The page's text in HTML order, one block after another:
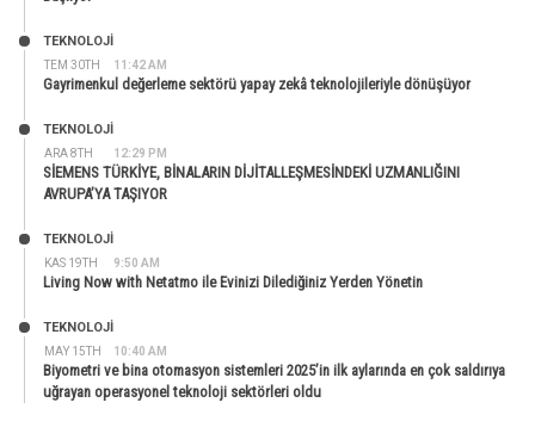
TEM 30TH 11:42 AM
TEKNOLOJİ
Gayrimenkul değerleme sektörü yapay zekâ teknolojileriyle dönüşüyor
ARA 8TH 12:29 PM
TEKNOLOJİ
SİEMENS TÜRKİYE, BİNALARIN DİJİTALLEŞMESİNDEKİ UZMANLIĞINI
AVRUPA’YA TAŞIYOR
KAS 19TH 9:50 AM
TEKNOLOJİ
Living Now with Netatmo ile Evinizi Dilediğiniz Yerden Yönetin
MAY 15TH 10:40 AM
TEKNOLOJİ
Biyometri ve bina otomasyon sistemleri 2025’in ilk aylarında en çok saldırıya
uğrayan operasyonel teknoloji sektörleri oldu